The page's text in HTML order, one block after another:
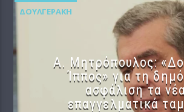
ΔΟΥΛΓΕΡΆΚΗ
Α. Μητρόπουλος:
Ίππος» για τη
ασφάλιση τα
επαγγελματικά